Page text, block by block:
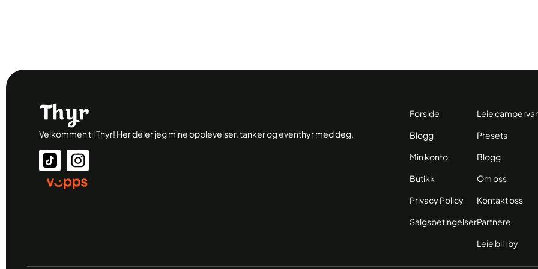
Velkommen til Thyr! Her deler jeg mine opplevelser, tanker og eventhyr med deg.
Forside
Blogg
Min konto
Butikk
Privacy Policy
Salgsbetingelser
Leie
Presets
Blogg
Om oss
Kontakt oss
Partnere
Leie bil i by